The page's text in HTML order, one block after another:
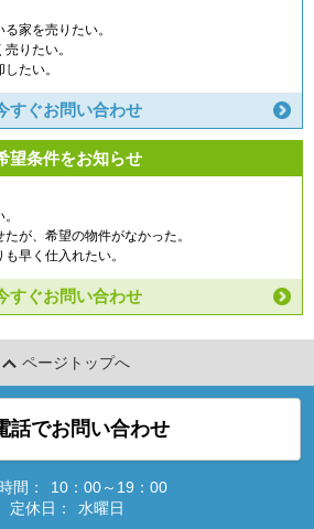
家を売りたい。
りたい。
たい。
すぐお問い合わせ
望条件をお知らせ
が、希望の物件がなかった。
早く仕入れたい。
すぐお問い合わせ
ページトップへ
話でお問い合わせ
間：
10：00～19：00
定休日：
水曜日